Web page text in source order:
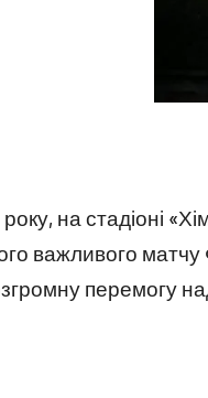
на стадіоні
важливого матчу
перемогу